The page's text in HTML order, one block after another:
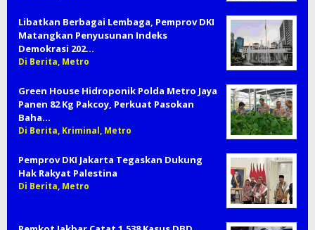
Libatkan Berbagai Lembaga, Pemprov DKI
Matangkan Penyusunan Indeks
Demokrasi 202…
Di Berita, Metro
Green House Hidroponik Polda Metro Jaya
Panen 82 Kg Pakcoy, Perkuat Pasokan
Baha…
Di Berita, Kriminal, Metro
Pemprov DKI Jakarta Tegaskan Dukung
Hak Rakyat Palestina
Di Berita, Metro